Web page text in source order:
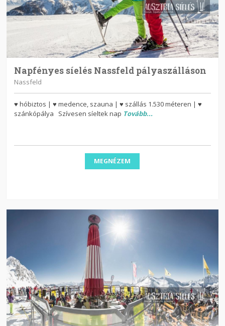
Napfényes síelés Nassfeld pályaszálláson
Nassfeld
♥ hóbiztos | ♥ medence, szauna | ♥ szállás 1.530 méteren | ♥
szánkópálya Szívesen síeltek nap Tovább...
MEGNÉZEM